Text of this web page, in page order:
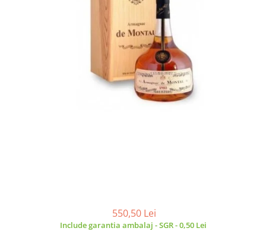
550,50 Lei
Include garantia ambalaj - SGR - 0,50 Lei